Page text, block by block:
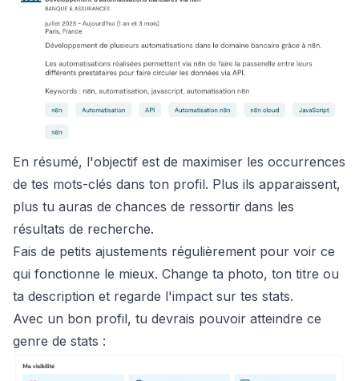
En résumé, l'objectif est de maximiser les occurrences
de tes mots-clés dans ton profil. Plus ils apparaissent,
plus tu auras de chances de ressortir dans les
résultats de recherche.
Fais de petits ajustements régulièrement pour voir ce
qui fonctionne le mieux. Change ta photo, ton titre ou
ta description et regarde l'impact sur tes stats.
Avec un bon profil, tu devrais pouvoir atteindre ce
genre de stats :